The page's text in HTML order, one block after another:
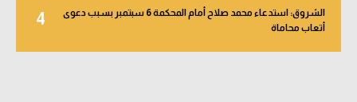
4
الشروق: استدعاء محمد صلاح أمام المحكمة 6 سبتمبر بسبب دعوى
أتعاب محاماة